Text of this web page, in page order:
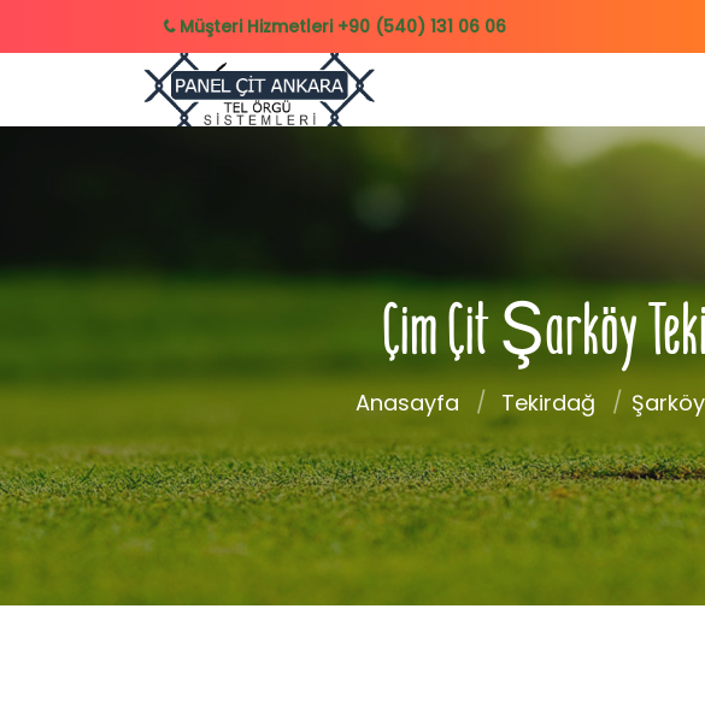
Müşteri Hizmetleri +90 (540) 131 06 06
Çim Çit Şarköy
Anasayfa Tekirdağ Şarköy